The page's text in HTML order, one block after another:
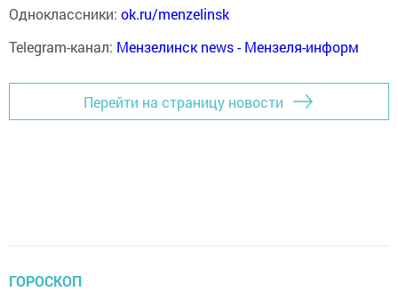
Одноклассники: ok.ru/menzelinsk
Telegram-канал: Мензелинск news - Мензеля-информ
Перейти на страницу новости
ГОРОСКОП